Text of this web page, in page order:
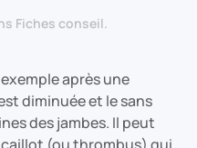
Fiches conseil.
après une
diminuée et le sans
des jambes. Il peut